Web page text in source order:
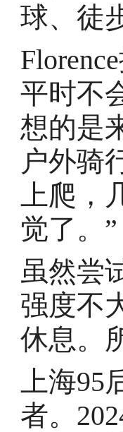
球、徒
平时不
想的是
户外骑
上爬，
觉了。”
虽然尝
强度不
休息。
上海95
者。